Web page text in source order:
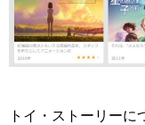
トイ・ストーリー